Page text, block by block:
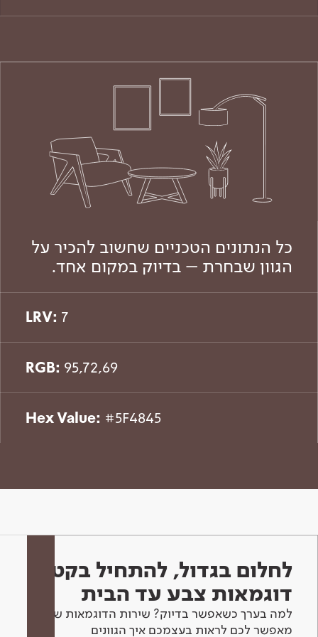
כל הנתונים הטכניים שחשוב להכיר על
הגוון שבחרת – בדיוק במקום אחד.
LRV: 7
RGB: 95,72,69
Hex Value: #5F4845
לחלום בגדול, להתחיל בקטן -
דוגמאות צבע עד הבית
למה בערך כשאפשר בדיוק? שירות הדוגמאות שלנו
מאפשר לכם לראות בעצמכם איך הגוונים